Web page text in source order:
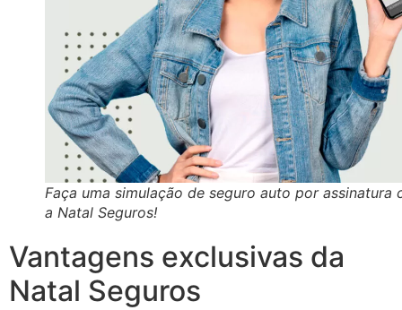
Faça uma simulação de seguro auto por assinatura
a Natal Seguros!
Vantagens exclusivas da
Natal Seguros